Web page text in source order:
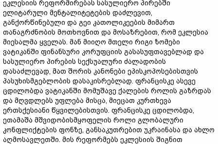
ეკლესიის რეფორმირებას სასულიერო პირებში
ელიტარული მენტალიტეტების დაძლევით,
განქორწინებული და გეი კათოლიკეების მიმართ
თანაგრძნობის მოთხოვნით და მოსაზრებით, რომ ეკლესია
მიესალმა ყველას. მან მიიღო მთელი რიგი ზომები
ვატიკანში ფინანსური კორუფციის გასასუფთავებლად და
სასულიერო პირების სექსუალური ძალადობის
დასაძლევად, მათ შორის კანონები ეპისკოპოსებისთვის
პასუხისმგებლობის დასაკისრებლად. ფრანცისკე ასევე
ცდილობდა ვატიკანში მომუშავე ქალების როლის გაზრდას
და მღვდლებს უფლება მისცა, მიეცათ კურთხევა
ერთსქესიანი წყვილებისთვის. ფრანცისკე ცდილობდა,
ეთამაშა მშვიდობისმყოფელის როლი გლობალური
კონფლიქტების ფონზე, განსაკუთრებით უკრაინასა და ახლო
აღმოსავლეთში. მის რეფორმებს ეკლესიის შიგნით